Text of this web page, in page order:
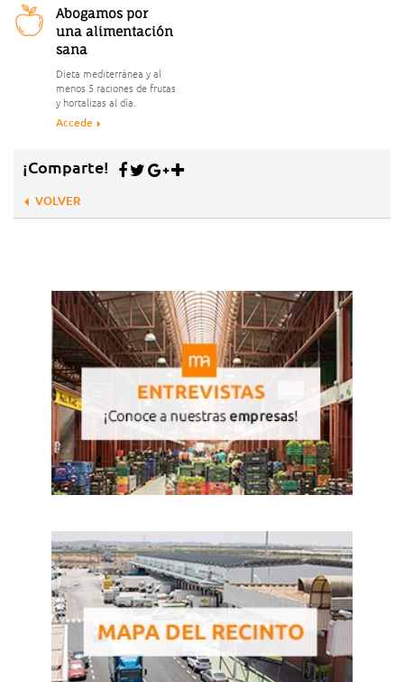
Abogamos por
una alimentación
sana
Dieta mediterránea y al
menos 5 raciones de frutas
y hortalizas al día.
Accede
¡Comparte!
VOLVER